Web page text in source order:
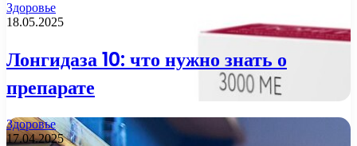
Здоровье
18.05.2025
Лонгидаза 10: что нужно знать о
препарате
Здоровье
17.04.2025